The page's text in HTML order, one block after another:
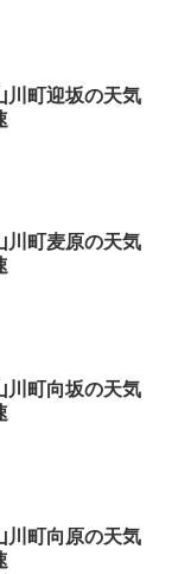
川町迎坂の天気
川町麦原の天気
川町向坂の天気
川町向原の天気